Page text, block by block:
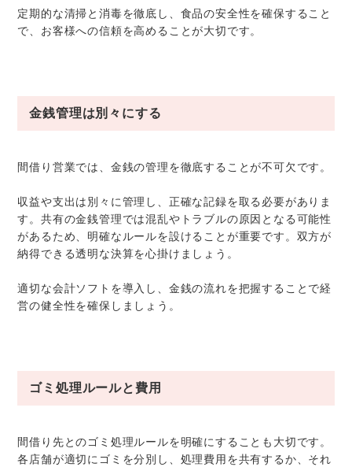
定期的な清掃と消毒を徹底し、食品の安全性を確保すること
で、お客様への信頼を高めることが大切です。
金銭管理は別々にする
間借り営業では、金銭の管理を徹底することが不可欠です。
収益や支出は別々に管理し、正確な記録を取る必要がありま
す。共有の金銭管理では混乱やトラブルの原因となる可能性
があるため、明確なルールを設けることが重要です。双方が
納得できる透明な決算を心掛けましょう。
適切な会計ソフトを導入し、金銭の流れを把握することで経
営の健全性を確保しましょう。
ゴミ処理ルールと費用
間借り先とのゴミ処理ルールを明確にすることも大切です。
各店舗が適切にゴミを分別し、処理費用を共有するか、それ